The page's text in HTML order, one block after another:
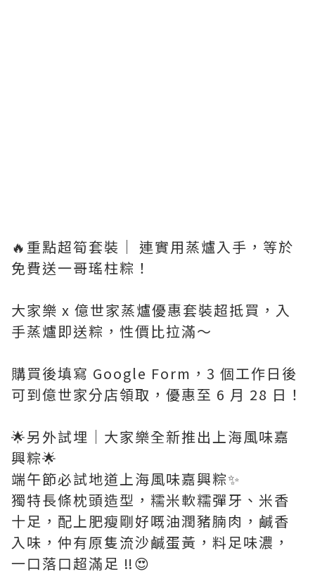
🔥重點超筍套裝｜ 連實用蒸爐入手，等於
免費送一哥瑤柱粽！
大家樂 x 億世家蒸爐優惠套裝超抵買，入
手蒸爐即送粽，性價比拉滿～
購買後填寫 Google Form，3 個工作日後
可到億世家分店領取，優惠至 6 月 28 日！
🌟另外試埋｜大家樂全新推出上海風味嘉
興粽🌟
端午節必試地道上海風味嘉興粽✨
獨特長條枕頭造型，糯米軟糯彈牙、米香
十足，配上肥瘦剛好嘅油潤豬腩肉，鹹香
入味，仲有原隻流沙鹹蛋黃，料足味濃，
一口落口超滿足 ‼️😍